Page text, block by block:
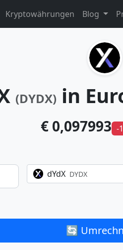
Kryptowährungen Blog
(DYDX) in
€ 0,097993 -
dYdX DYDX
🔄